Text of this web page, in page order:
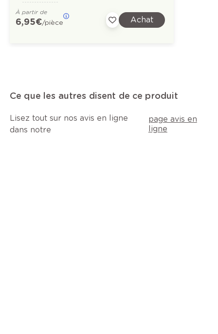
À partir de
6,95 €/pièce Achat
Ce que les autres disent de ce produit
Lisez tout sur nos avis en ligne
dans notre
page avis en
ligne